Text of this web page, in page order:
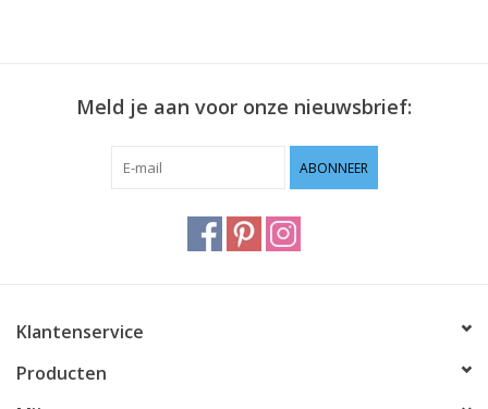
Meld je aan voor onze nieuwsbrief:
ABONNEER
Klantenservice
Producten